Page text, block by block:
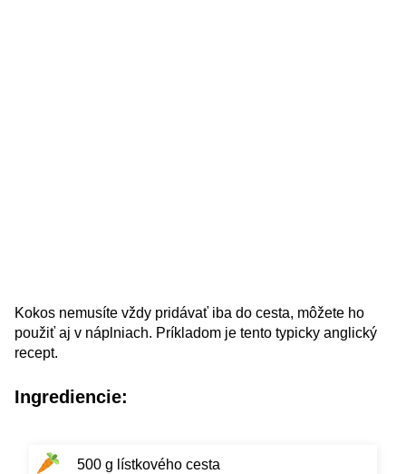
Kokos nemusíte vždy pridávať iba do cesta, môžete ho
použiť aj v náplniach. Príkladom je tento typicky anglický
recept.
Ingrediencie:
500 g lístkového cesta